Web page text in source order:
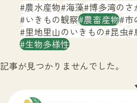
農水産物 海藻 博多湾のさ
いきもの観察 農畜産物 市
里地里山のいきもの 昆虫
生物多様性
記事が見つかりませんでした。